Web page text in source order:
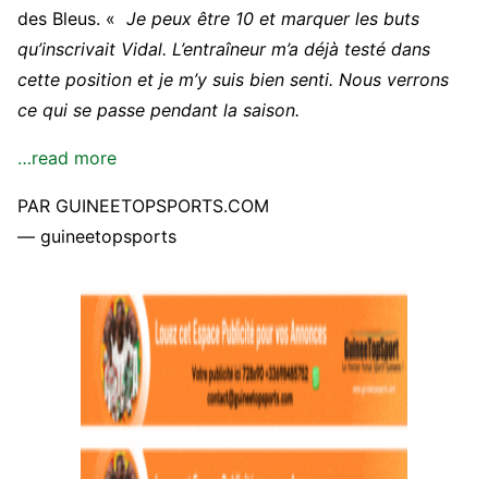
des Bleus. « Je peux être 10 et marquer les buts
qu’inscrivait Vidal. L’entraîneur m’a déjà testé dans
cette position et je m’y suis bien senti. Nous verrons
ce qui se passe pendant la saison.
…read more
PAR GUINEETOPSPORTS.COM
— guineetopsports